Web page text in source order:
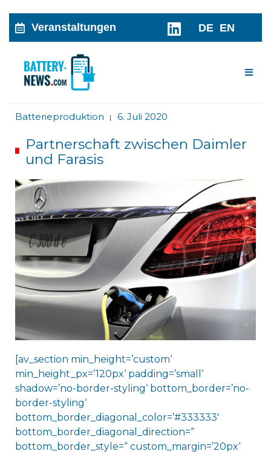
Veranstaltungen DE EN
Batterieproduktion | 6. Juli 2020
Partnerschaft zwischen Daimler
und Farasis
[av_section min_height=’custom‘
min_height_px=’120px‘ padding=’small‘
shadow=’no-border-styling‘ bottom_border=’no-
border-styling‘
bottom_border_diagonal_color=’#333333′
bottom_border_diagonal_direction=“
bottom_border_style=“ custom_margin=’20px‘